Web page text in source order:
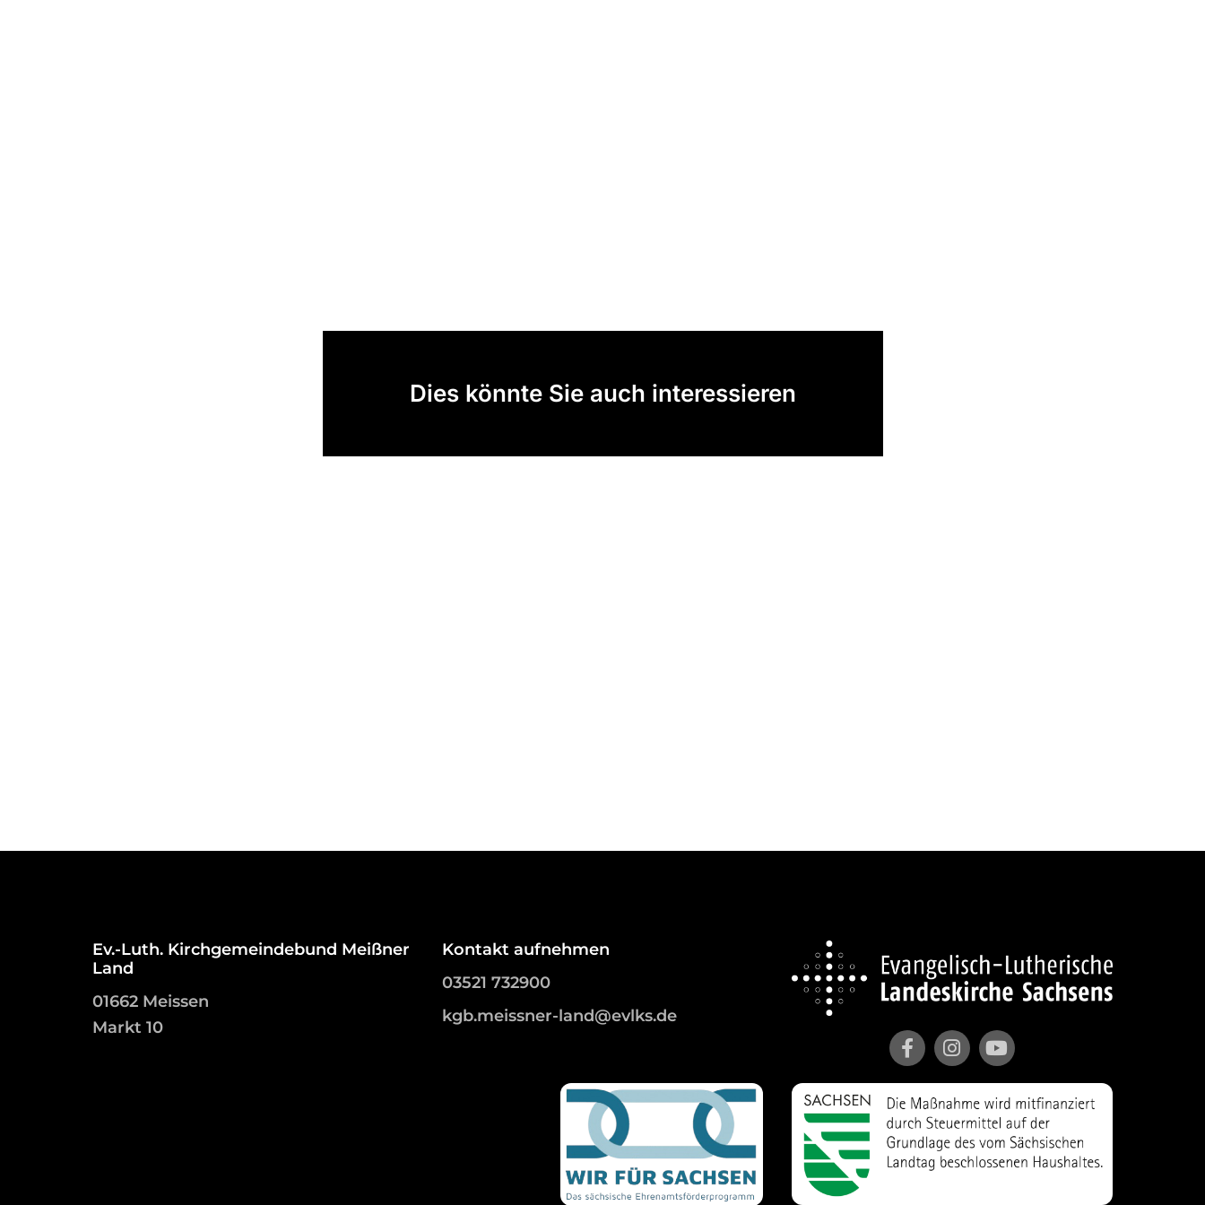
Dies könnte Sie auch interessieren
Ev.-Luth. Kirchgemeindebund Meißner
Land
01662 Meissen
Markt 10
Kontakt aufnehmen
03521 732900
kgb.meissner-land@evlks.de